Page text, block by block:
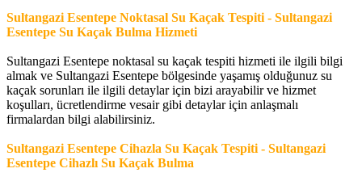
Sultangazi Esentepe Noktasal Su Kaçak Tespiti - Sultangazi
Esentepe Su Kaçak Bulma Hizmeti
Sultangazi Esentepe noktasal su kaçak tespiti hizmeti ile ilgili bilgi
almak ve Sultangazi Esentepe bölgesinde yaşamış olduğunuz su
kaçak sorunları ile ilgili detaylar için bizi arayabilir ve hizmet
koşulları, ücretlendirme vesair gibi detaylar için anlaşmalı
firmalardan bilgi alabilirsiniz.
Sultangazi Esentepe Cihazla Su Kaçak Tespiti - Sultangazi
Esentepe Cihazlı Su Kaçak Bulma